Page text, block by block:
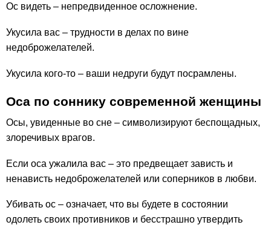
Ос видеть – непредвиденное осложнение.
Укусила вас – трудности в делах по вине
недоброжелателей.
Укусила кого-то – ваши недруги будут посрамлены.
Оса по соннику современной женщины
Осы, увиденные во сне – символизируют беспощадных,
злоречивых врагов.
Если оса ужалила вас – это предвещает зависть и
ненависть недоброжелателей или соперников в любви.
Убивать ос – означает, что вы будете в состоянии
одолеть своих противников и бесстрашно утвердить